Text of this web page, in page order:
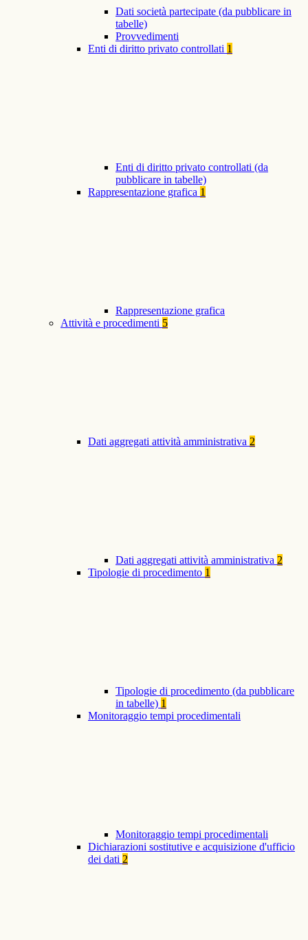
Dati società partecipate (da pubblicare in
tabelle)
Provvedimenti
Enti di diritto privato controllati 1
Enti di diritto privato controllati (da
pubblicare in tabelle)
Rappresentazione grafica 1
Rappresentazione grafica
Attività e procedimenti 5
Dati aggregati attività amministrativa 2
Dati aggregati attività amministrativa 2
Tipologie di procedimento 1
Tipologie di procedimento (da pubblicare
in tabelle) 1
Monitoraggio tempi procedimentali
Monitoraggio tempi procedimentali
Dichiarazioni sostitutive e acquisizione d'ufficio
dei dati 2